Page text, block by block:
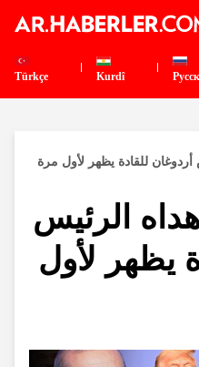
Kurdî
Türkçe
للقادة يظهر لأول مرة
الرئيس
يظهر لأول